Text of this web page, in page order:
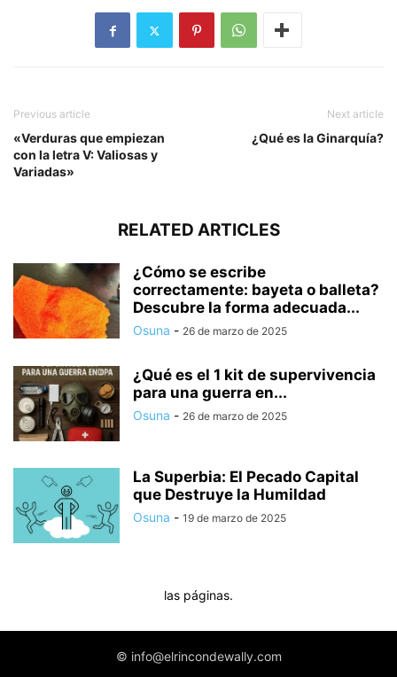
Previous article
«Verduras que empiezan
con la letra V: Valiosas y
Variadas»
Next article
¿Qué es la Ginarquía?
RELATED ARTICLES
¿Cómo se escribe
correctamente: bayeta o balleta?
Descubre la forma adecuada...
Osuna - 26 de marzo de 2025
¿Qué es el 1 kit de supervivencia
para una guerra en...
Osuna - 26 de marzo de 2025
La Superbia: El Pecado Capital
que Destruye la Humildad
Osuna - 19 de marzo de 2025
las páginas.
© info@elrincondewally.com